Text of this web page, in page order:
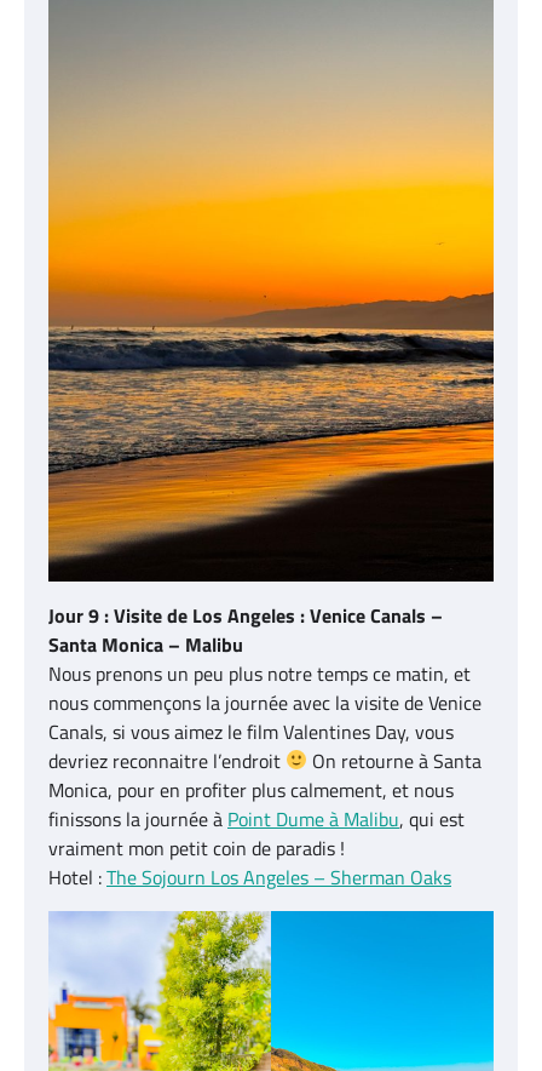
Jour 9 : Visite de Los Angeles : Venice Canals –
Santa Monica – Malibu
Nous prenons un peu plus notre temps ce matin, et
nous commençons la journée avec la visite de Venice
Canals, si vous aimez le film Valentines Day, vous
devriez reconnaitre l’endroit
On retourne à Santa
Monica, pour en profiter plus calmement, et nous
finissons la journée à Point Dume à Malibu, qui est
vraiment mon petit coin de paradis !
Hotel :The Sojourn Los Angeles – Sherman Oaks